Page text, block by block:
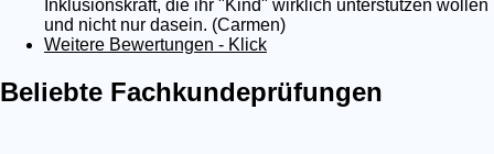
Inklusionskraft, die ihr "Kind" wirklich unterstützen wollen
und nicht nur dasein. (Carmen)
Weitere Bewertungen - Klick
Beliebte Fachkundeprüfungen